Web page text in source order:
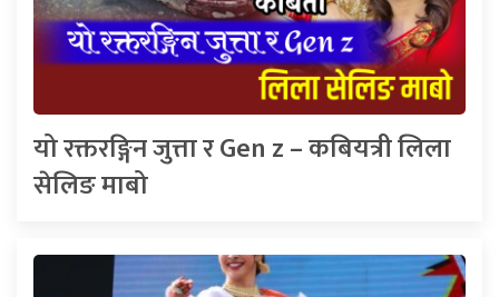
यो रक्तरङ्गिन जुत्ता र Gen z – कबियत्री लिला
सेलिङ माबो